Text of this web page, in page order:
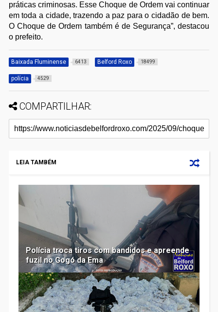
práticas criminosas. Esse Choque de Ordem vai continuar
em toda a cidade, trazendo a paz para o cidadão de bem.
O Choque de Ordem também é de Segurança”, destacou
o prefeito.
Baixada Fluminense 6413 Belford Roxo 18499
polícia 4529
COMPARTILHAR:
LEIA TAMBÉM
Polícia troca tiros com bandidos e apreende
fuzil no Gogó da Ema